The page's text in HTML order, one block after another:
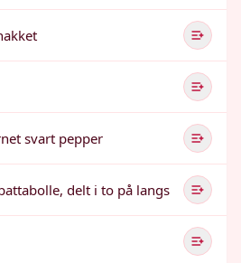
svart pepper
delt i to på langs